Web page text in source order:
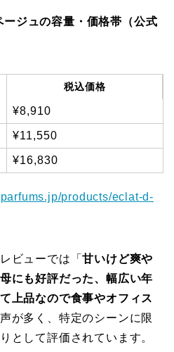
ジュの容量・価格帯（公式
税込価格
¥8,910
¥11,550
¥16,830
products/eclat-d-
ビューでは「甘いけど爽や
母にも好評だった、幅広い年
上品なので食事やオフィス
が多く、特定のシーンに限
として評価されています。